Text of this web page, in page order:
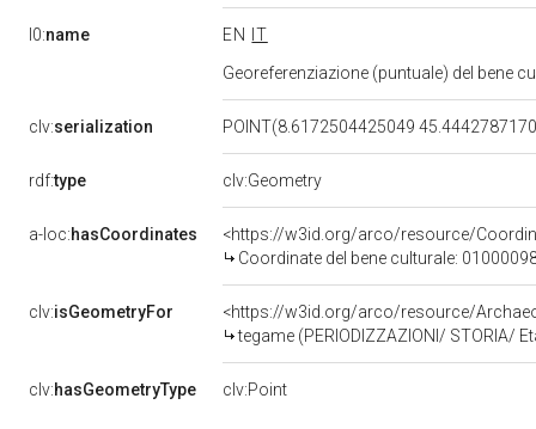
l0:name EN
IT
Georeferenziazione (puntuale) del bene
clv:serialization POINT(8.6172504425049
rdf:type clv:Geometry
a-loc:hasCoordinates
<https://w3id.org/arco/resource/
Coordinate del bene culturale:
clv:isGeometryFor
<https://w3id.org/arco/resource/
tegame (PERIODIZZAZIONI/ STORIA/
clv:hasGeometryType clv:Point